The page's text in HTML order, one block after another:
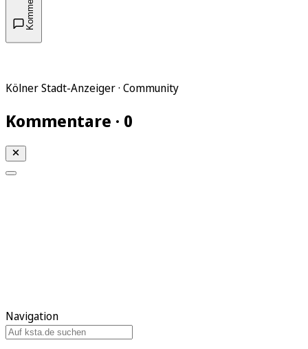
Kölner Stadt-Anzeiger · Community
Kommentare · 0
Navigation